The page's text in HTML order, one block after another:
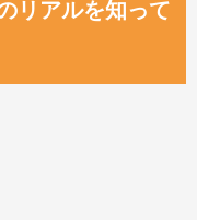
リアルを知って